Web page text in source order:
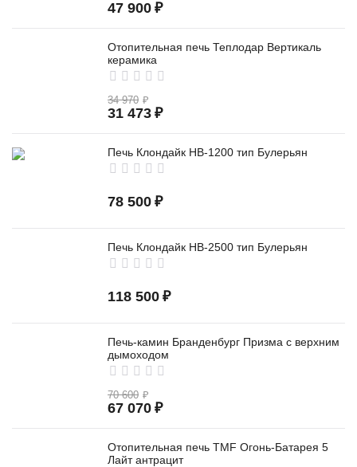
47 900 ₽
Отопительная печь Теплодар Вертикаль
керамика
34 970 ₽
31 473 ₽
Печь Клондайк НВ-1200 тип Булерьян
78 500 ₽
Печь Клондайк НВ-2500 тип Булерьян
118 500 ₽
Печь-камин Бранденбург Призма с верхним
дымоходом
70 600 ₽
67 070 ₽
Отопительная печь TMF Огонь-Батарея 5
Лайт антрацит